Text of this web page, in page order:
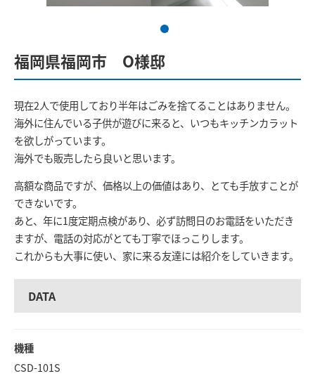
福岡県福岡市 O様邸
現在2人で使用しており半年はごみを捨てることはありません。
海外に住んでいる子供が遊びに来ると、いつもキッチンカラット
を欲しがっています。
海外でも販売したら良いと思います。
高額な商品ですが、価格以上の価値はあり、とても手放すことが
できないです。
あと、年に1度定期点検があり、必ず訪問日のお電話をいただき
ますが、電話の対応がとても丁寧でほっこりします。
これからも大事に使い、家に来る友達には紹介をしていきます。
DATA
機種
CSD-101S